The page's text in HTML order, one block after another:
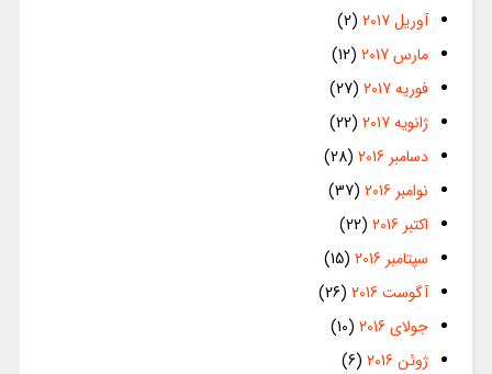
آوریل 2017
(2)
مارس 2017
(12)
فوریه 2017
(27)
ژانویه 2017
(22)
دسامبر 2016
(28)
نوامبر 2016
(37)
اکتبر 2016
(22)
سپتامبر 2016
(15)
آگوست 2016
(26)
جولای 2016
(10)
ژوئن 2016
(6)